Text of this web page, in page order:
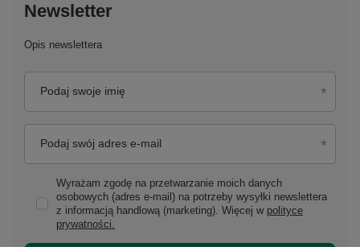
Newsletter
Opis newslettera
Podaj swoje imię
Podaj swój adres e-mail
Wyrażam zgodę na przetwarzanie moich danych
osobowych (adres e-mail) na potrzeby wysyłki newslettera
z informacją handlową (marketing). Więcej w polityce
prywatności.